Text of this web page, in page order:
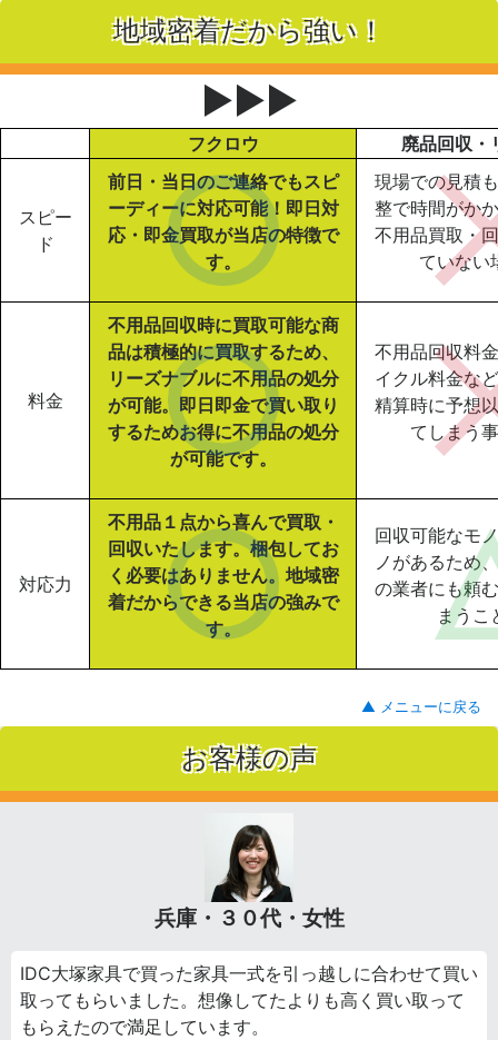
地域密着だから強い！
▶▶▶
フクロウ 廃品回収・
スピー
ド
前日・当日のご連絡でもスピ
ーディーに対応可能！即日対
応・即金買取が当店の特徴で
す。
現場での見積
整で時間がか
不用品買取・
ていない
料金
不用品回収時に買取可能な商
品は積極的に買取するため、
リーズナブルに不用品の処分
が可能。即日即金で買い取り
するためお得に不用品の処分
が可能です。
不用品回収料
イクル料金な
精算時に予想
てしまう
対応力
不用品１点から喜んで買取・
回収いたします。梱包してお
く必要はありません。地域密
着だからできる当店の強みで
す。
回収可能なモ
ノがあるため
の業者にも頼
まうこ
▲ メニューに戻る
お客様の声
兵庫・３０代・女性
IDC大塚家具で買った家具一式を引っ越しに合わせて買い
取ってもらいました。想像してたよりも高く買い取って
もらえたので満足しています。